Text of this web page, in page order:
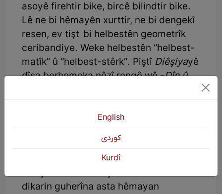
asoyê firehtir bike, bircê bilindtir bike.
Lê ne bi hêmayên xurttir, ne bi dengekî
resen, ev tişt bi helbestên geometrîk
ceribandiye. Weke helbestên “helbest-
matîk” û “helbest-stêrk”. Piştî Diêşiyayê
dîsa berhemeka nêzî rengê wê -Dîn û
heman êş û derd û kul di vê berhemê da
jî darîçav in. Dawîya dawî
Axir qelema ku tûj nebe bi kêrî çi tê? Ma
dilê ku neke kupekup ko nabe. Îcar di
ê da kobûna dilî ewqasî
darîçav e ku em bi çend mînakan
dikarin guherîna asta hêmayan
English
كوردی
Kurdî